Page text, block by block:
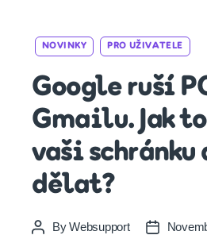
NOVINKY PRO UŽIVATELE
Google ruší
Gmailu. Jak
vaši schránku
dělat?
PostByWebsupport
Post